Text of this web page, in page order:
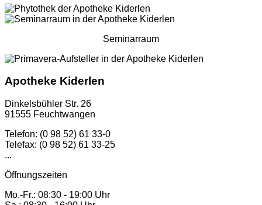
Seminarraum
Apotheke Kiderlen
Dinkelsbühler Str. 26
91555 Feuchtwangen
Telefon: (0 98 52) 61 33-0
Telefax: (0 98 52) 61 33-25
...
Öffnungszeiten
Mo.-Fr.: 08:30 - 19:00 Uhr